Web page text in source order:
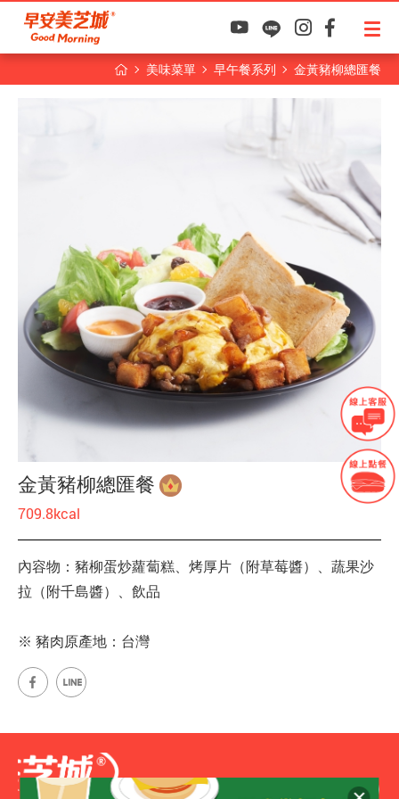
美味菜單 早午餐系列 金黃豬柳總匯餐
金黃豬柳總匯餐
709.8kcal
內容物：豬柳蛋炒蘿蔔糕、烤厚片（附草莓醬）、蔬果沙
拉（附千島醬）、飲品
※ 豬肉原產地：台灣
網站地圖